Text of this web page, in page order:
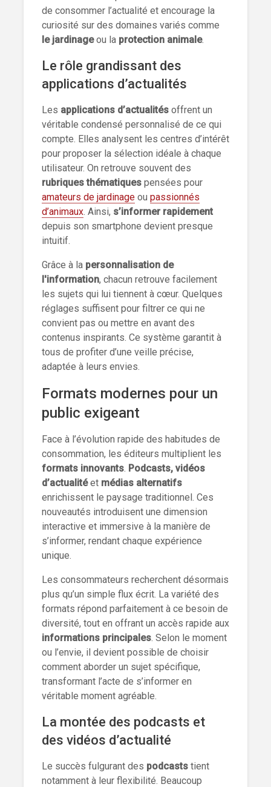
de consommer l’actualité et encourage la
curiosité sur des domaines variés comme
le jardinageou la protection animale.
Le rôle grandissant des
applications d’actualités
Les applications d’actualités offrent un
véritable condensé personnalisé de ce qui
compte. Elles analysent les centres d’intérêt
pour proposer la sélection idéale à chaque
utilisateur. On retrouve souvent des
rubriques thématiques pensées pour
amateurs de jardinage ou passionnés
d’animaux. Ainsi, s’informer rapidement
depuis son smartphone devient presque
intuitif.
Grâce à la personnalisation de
l'information, chacun retrouve facilement
les sujets qui lui tiennent à cœur. Quelques
réglages suffisent pour filtrer ce qui ne
convient pas ou mettre en avant des
contenus inspirants. Ce système garantit à
tous de profiter d’une veille précise,
adaptée à leurs envies.
Formats modernes pour un
public exigeant
Face à l’évolution rapide des habitudes de
consommation, les éditeurs multiplient les
formats innovants. Podcasts, vidéos
d’actualitéet médias alternatifs
enrichissent le paysage traditionnel. Ces
nouveautés introduisent une dimension
interactive et immersive à la manière de
s’informer, rendant chaque expérience
unique.
Les consommateurs recherchent désormais
plus qu’un simple flux écrit. La variété des
formats répond parfaitement à ce besoin de
diversité, tout en offrant un accès rapide aux
informations principales. Selon le moment
ou l’envie, il devient possible de choisir
comment aborder un sujet spécifique,
transformant l’acte de s’informer en
véritable moment agréable.
La montée des podcasts et
des vidéos d’actualité
Le succès fulgurant des podcasts tient
notamment à leur flexibilité. Beaucoup